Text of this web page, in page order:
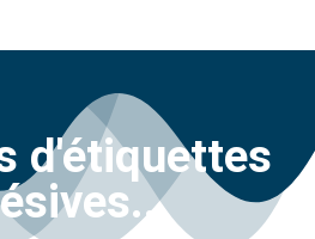
d'étiquettes